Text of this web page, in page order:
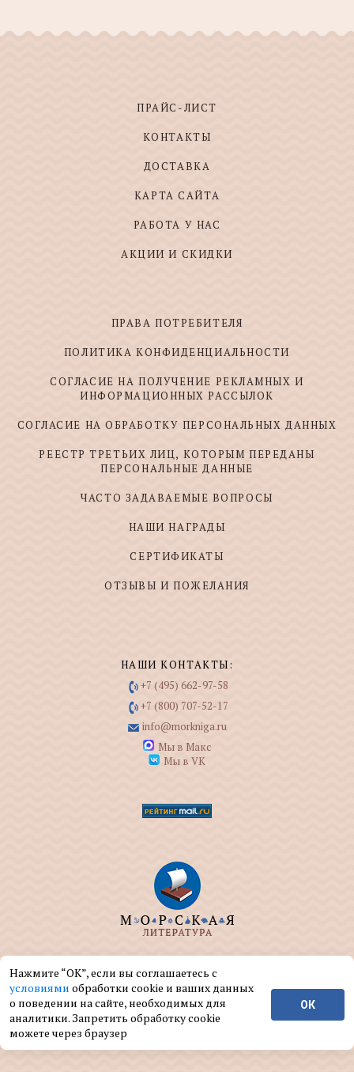
ПРАЙС-ЛИСТ
КОНТАКТЫ
ДОСТАВКА
КАРТА САЙТА
РАБОТА У НАС
АКЦИИ И СКИДКИ
ПРАВА ПОТРЕБИТЕЛЯ
ПОЛИТИКА КОНФИДЕНЦИАЛЬНОСТИ
СОГЛАСИЕ НА ПОЛУЧЕНИЕ РЕКЛАМНЫХ И
ИНФОРМАЦИОННЫХ РАССЫЛОК
СОГЛАСИЕ НА ОБРАБОТКУ ПЕРСОНАЛЬНЫХ ДАННЫХ
РЕЕСТР ТРЕТЬИХ ЛИЦ, КОТОРЫМ ПЕРЕДАНЫ
ПЕРСОНАЛЬНЫЕ ДАННЫЕ
ЧАСТО ЗАДАВАЕМЫЕ ВОПРОСЫ
НАШИ НАГРАДЫ
СЕРТИФИКАТЫ
ОТЗЫВЫ И ПОЖЕЛАНИЯ
НАШИ КОНТАКТЫ:
+7 (495) 662-97-58
+7 (800) 707-52-17
info@morkniga.ru
Мы в Макс
Мы в VK
ООО "МОРКНИГА" занимается изданием и
реализацией книг на морскую тематику.
© ООО "МОРКНИГА", 2004 — 2026 г.
Нажмите “ОК”, если вы соглашаетесь с
условиями обработки cookie и ваших данных
о поведении на сайте, необходимых для
аналитики. Запретить обработку cookie
можете через браузер
ОК